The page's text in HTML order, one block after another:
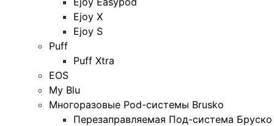
Ejoy X
Ejoy S
Puff
Puff Xtra
EOS
My Blu
Многоразовые Pod-системы Brusko
Перезаправляемая Под-система Бруско